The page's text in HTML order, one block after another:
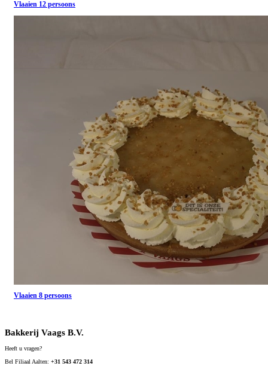
Vlaaien 12 persoons
Vlaaien 8 persoons
Bakkerij Vaags B.V.
Heeft u vragen?
Bel Filiaal Aalten: +31 543 472 314